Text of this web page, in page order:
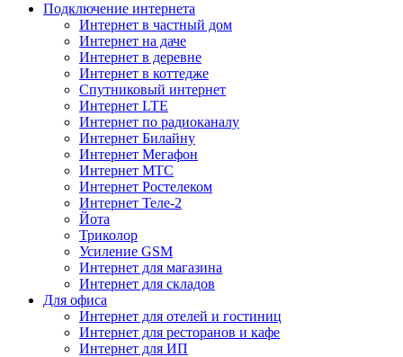
Подключение интернета
Интернет в частный дом
Интернет на даче
Интернет в деревне
Интернет в коттедже
Спутниковый интернет
Интернет LTE
Интернет по радиоканалу
Интернет Билайну
Интернет Мегафон
Интернет МТС
Интернет Ростелеком
Интернет Теле-2
Йота
Триколор
Усиление GSM
Интернет для магазина
Интернет для складов
Для офиса
Интернет для отелей и гостиниц
Интернет для ресторанов и кафе
Интернет для ИП